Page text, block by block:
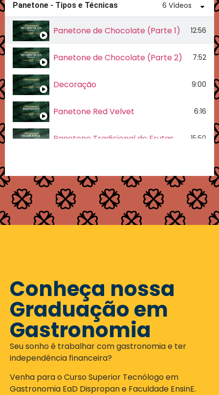
Panetone - Tipos e Técnicas 6 Vídeos
Panetone de Chocolate (Parte 1) 12:56
Panetone de Chocolate (Parte 2) 7:52
Decoração 9:00
Panetone Red Velvet 6:16
Panetone Tradicional de Frutas 15:50
Conheça nossa
Graduação em
Gastronomia
Seu sonho é trabalhar com gastronomia e ter
independência financeira?
Venha para o Curso Superior Tecnólogo em
Gastronomia EaD Dispropan e Faculdade EnsinE.